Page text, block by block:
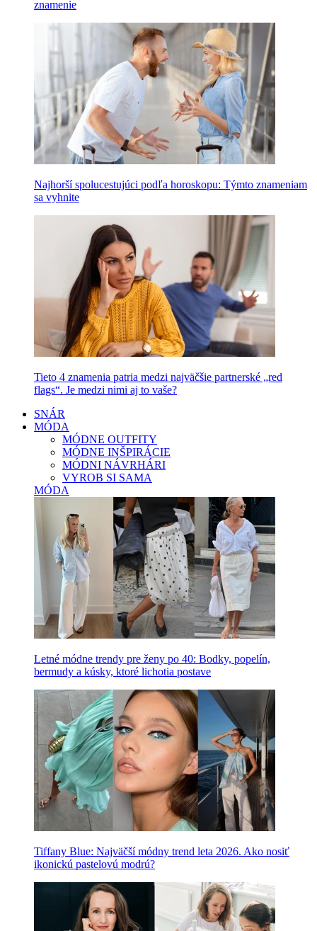
znamenie
Najhorší spolucestujúci podľa horoskopu: Týmto znameniam
sa vyhnite
Tieto 4 znamenia patria medzi najväčšie partnerské „red
flags“. Je medzi nimi aj to vaše?
SNÁR
MÓDA
MÓDNE OUTFITY
MÓDNE INŠPIRÁCIE
MÓDNI NÁVRHÁRI
VYROB SI SAMA
MÓDA
Letné módne trendy pre ženy po 40: Bodky, popelín,
bermudy a kúsky, ktoré lichotia postave
Tiffany Blue: Najväčší módny trend leta 2026. Ako nosiť
ikonickú pastelovú modrú?